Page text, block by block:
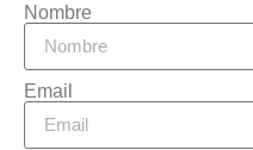
Nombre
Email